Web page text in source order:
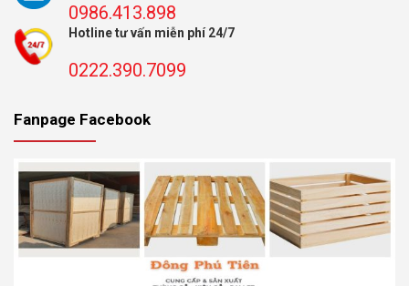
0986.413.898
Hotline tư vấn miễn phí 24/7
0222.390.7099
Fanpage Facebook